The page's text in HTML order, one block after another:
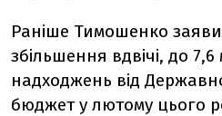
Раніше Тимошенко
збільшення вдвічі, до
надходжень від
бюджет у лютому цього